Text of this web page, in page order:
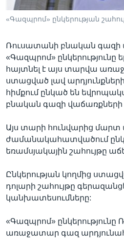
«Գազպրոմ» ընկերության
Ռուսատանի բնական գազի
«Գազպրոմ» ընկերությունը
հայտնել է այս տարվա
ստացված լավ
հիմքում ընկած են
բնական գազի վաճառքների
Այս տարի հունվարից մարտ
ժամանակահատվածում
եռամսյակային շահույթը
Ընկերության կողմից
դոլարի շահույթը
կանխատեսումները:
«Գազպրոմ» ընկերությունը
առաջատար գազ